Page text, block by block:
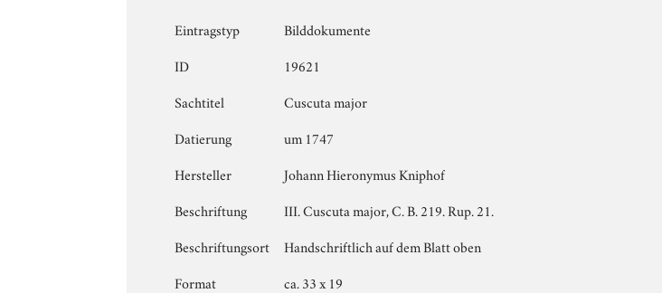
Eintragstyp
Bilddokumente
ID
19621
Sachtitel
Cuscuta major
Datierung
um 1747
Hersteller
Johann Hieronymus Kniphof
Beschriftung
III. Cuscuta major, C. B. 219. Rup. 21.
Beschriftungsort
Handschriftlich auf dem Blatt oben
Format
ca. 33 x 19